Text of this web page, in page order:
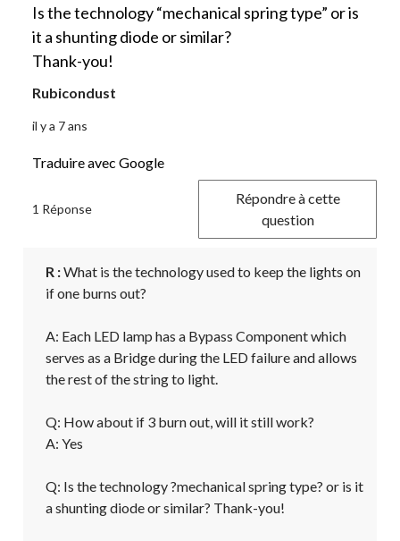
Is the technology “mechanical spring type” or is
it a shunting diode or similar?
Thank-you!
Rubicondust
il y a 7 ans
Traduire avec Google
1 Réponse
Répondre à cette
question
R : What is the technology used to keep the lights on
if one burns out?
A: Each LED lamp has a Bypass Component which
serves as a Bridge during the LED failure and allows
the rest of the string to light.
Q: How about if 3 burn out, will it still work?
A: Yes
Q: Is the technology ?mechanical spring type? or is it
a shunting diode or similar? Thank-you!